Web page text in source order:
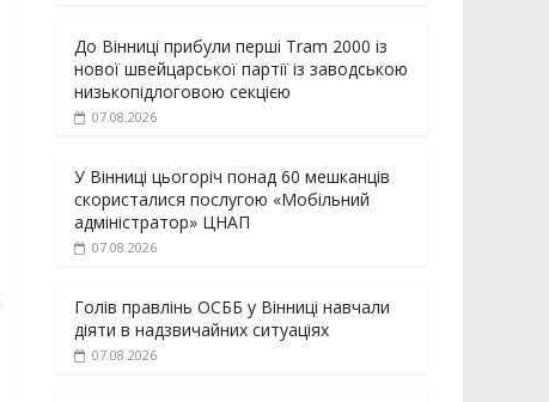
До Вінниці прибули перші Tram 2000 із
нової швейцарської партії із заводською
низькопідлоговою секцією
07.08.2026
У Вінниці цьогоріч понад 60 мешканців
скористалися послугою «Мобільний
адміністратор» ЦНАП
07.08.2026
Голів правлінь ОСББ у Вінниці навчали
діяти в надзвичайних ситуаціях
07.08.2026